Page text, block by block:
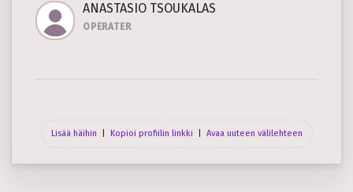
ANASTASIO TSOUKALAS
OPERATER
Lisää häihin Kopioi profiilin linkki Avaa uuteen välilehteen